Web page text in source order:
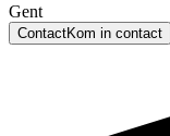
Gent
ContactKom in contact